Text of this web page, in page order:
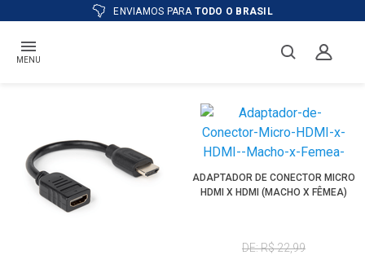
ENVIAMOS PARA TODO O BRASIL
MENU
ADAPTADOR DE CONECTOR MICRO
HDMI X HDMI (MACHO X FÊMEA)
DE: R$ 22,99